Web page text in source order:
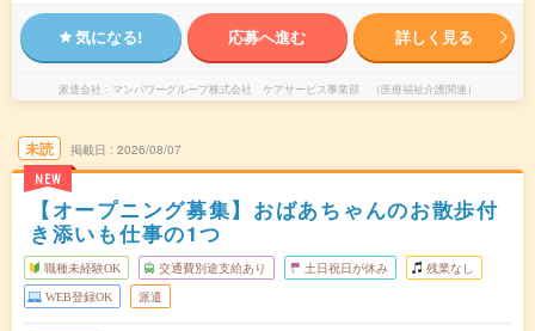
気になる! 応募へ進む 詳しく見る
派遣会社 マンパワーグループ株式会社 ケアサービス事業部 （医療福祉介護関連）
未読
NEW
掲載日 2026/08/07
【オープニング募集】おばあちゃんのお散歩付
き添いも仕事の1つ
職種未経験OK 交通費別途支給あり 土日祝日が休み 残業なし
WEB登録OK 派遣